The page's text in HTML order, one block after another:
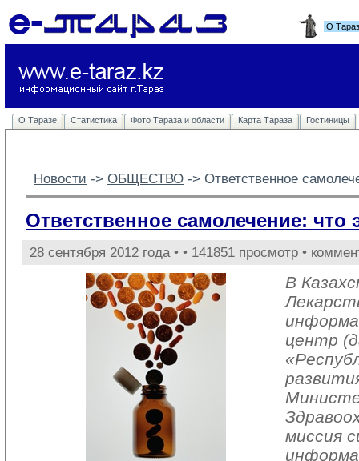
О
О Таразе Статистика Фото Тараза и области Карта Тараза Гостиницы
Новости -> ОБЩЕСТВО -> Ответственное
Ответственное самолечение: что
28 сентября 2012 года • • 141851 просмотр •
В
центр
миссия